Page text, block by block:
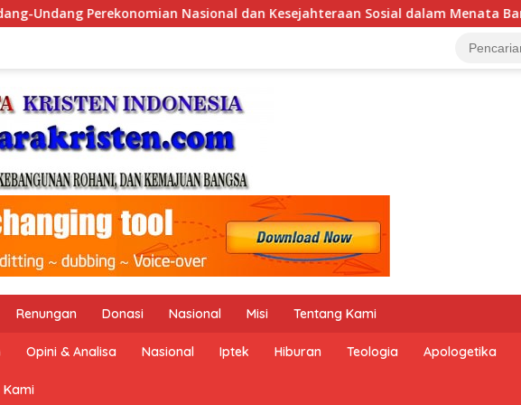
Sosial dalam Menata Bangsa Menuju Indonesia Emas 2045”,
Renungan Donasi Nasional Misi Tentang Kami
Opini & Analisa Nasional Iptek Hiburan Teologia Apologetika
Kami